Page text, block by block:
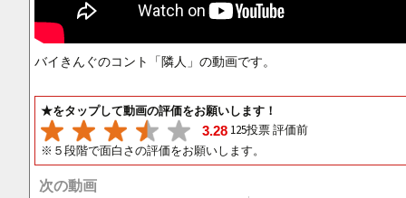
バイきんぐのコント「隣人」の動画です。
★をタップして動画の評価をお願いします！
3.28 125投票 評価前
※５段階で面白さの評価をお願いします。
次の動画